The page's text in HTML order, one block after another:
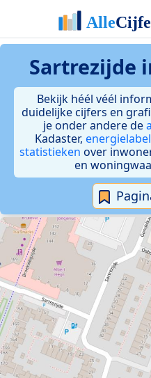
Sartrezijde
Bekijk héél véél
duidelijke cijfers en
je onder andere de
Kadaster,
statistieken over
en